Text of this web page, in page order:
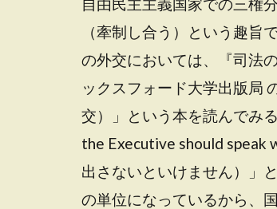
（牽制し合う）という趣旨
の外交においては、『司法
ックスフォード大学出版局
交）」という本を読んでみ
the Executive should speak
出さないといけません）」
の単位になっているから、